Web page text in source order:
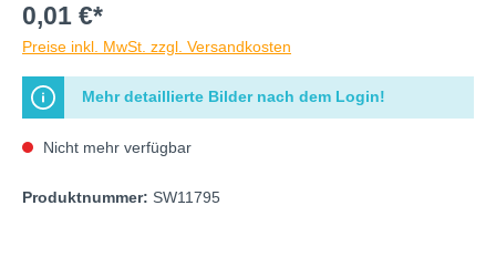
0,01 €*
Preise inkl. MwSt. zzgl. Versandkosten
Mehr detaillierte Bilder nach dem Login!
Nicht mehr verfügbar
Produktnummer: SW11795